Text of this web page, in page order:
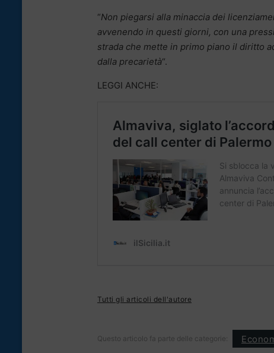
“Non piegarsi alla minaccia dei
avvenendo in questi giorni, con una
strada che mette in primo piano il diritto
dalla precarietà“.
LEGGI ANCHE:
Tutti gli articoli dell'autore
Questo articolo fa parte delle categorie: